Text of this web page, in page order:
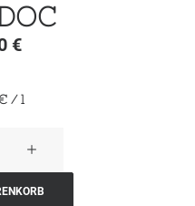
€
/l